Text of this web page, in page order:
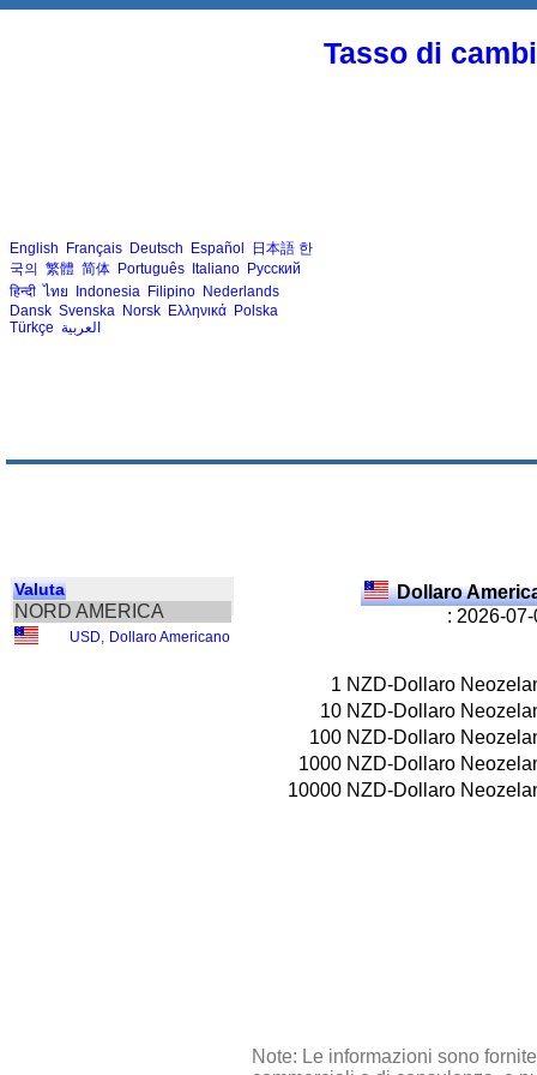
Tasso di
English Français Deutsch Español 日本語 한
국의 繁體 简体 Português Italiano Русский
हिन्दी ไทย Indonesia Filipino Nederlands
Dansk Svenska Norsk Ελληνικά Polska
Türkçe العربية
Valuta
NORD AMERICA
USD Dollaro Americano
Dollaro
: 2026-
1 NZD-Dollaro
10 NZD-Dollaro
100 NZD-Dollaro
1000 NZD-Dollaro
10000 NZD-Dollaro
Note: Le informazioni sono